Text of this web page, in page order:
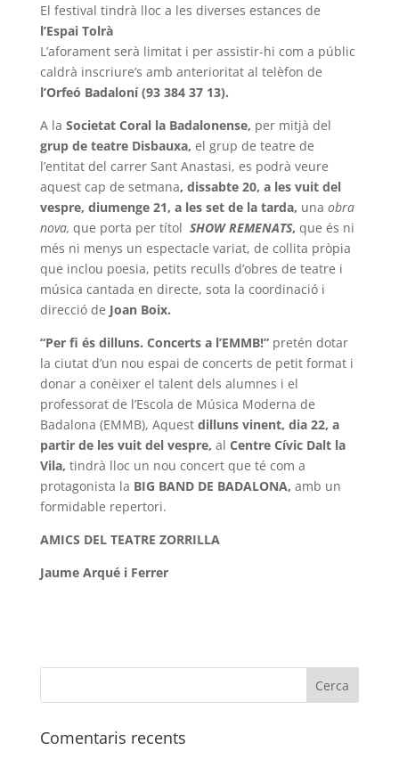
El festival tindrà lloc a les diverses estances de
l’Espai Tolrà
L’aforament serà limitat i per assistir-hi com a públic
caldrà inscriure’s amb anterioritat al telèfon de
l’Orfeó Badaloní (93 384 37 13).
A la Societat Coral la Badalonense, per mitjà del
grup de teatre Disbauxa, el grup de teatre de
l’entitat del carrer Sant Anastasi, es podrà veure
aquest cap de setmana, dissabte 20, a les vuit del
vespre, diumenge 21, a les set de la tarda, una obra
nova, que porta per títol SHOW REMENATS, que és ni
més ni menys un espectacle variat, de collita pròpia
que inclou poesia, petits reculls d’obres de teatre i
música cantada en directe, sota la coordinació i
direcció de Joan Boix.
“Per fi és dilluns. Concerts a l’EMMB!” pretén dotar
la ciutat d’un nou espai de concerts de petit format i
donar a conèixer el talent dels alumnes i el
professorat de l’Escola de Música Moderna de
Badalona (EMMB), Aquest dilluns vinent, dia 22, a
partir de les vuit del vespre, al Centre Cívic Dalt la
Vila, tindrà lloc un nou concert que té com a
protagonista la BIG BAND DE BADALONA, amb un
formidable repertori.
AMICS DEL TEATRE ZORRILLA
Jaume Arqué i Ferrer
Comentaris recents